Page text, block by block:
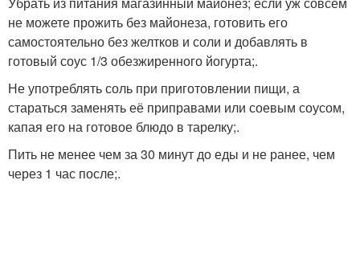
не можете прожить без майонеза, готовить его
самостоятельно без желтков и соли и добавлять в
готовый соус 1/3 обезжиренного йогурта;.
Не употреблять соль при приготовлении пищи, а
стараться заменять её приправами или соевым соусом,
капая его на готовое блюдо в тарелку;.
Пить не менее чем за 30 минут до еды и не ранее, чем
через 1 час после;.